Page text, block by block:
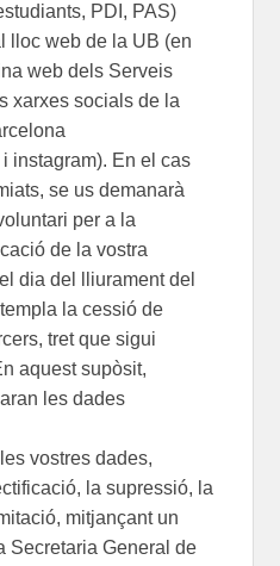
PDI, PAS)
lloc web de la UB (en
web dels Serveis
xarxes socials de la
i instagram). En el cas
se us demanarà
per a la
de la vostra
dia del lliurament del
la cessió de
tret que sigui
aquest supòsit,
les dades
vostres dades,
la supressió, la
mitjançant un
Secretaria General de